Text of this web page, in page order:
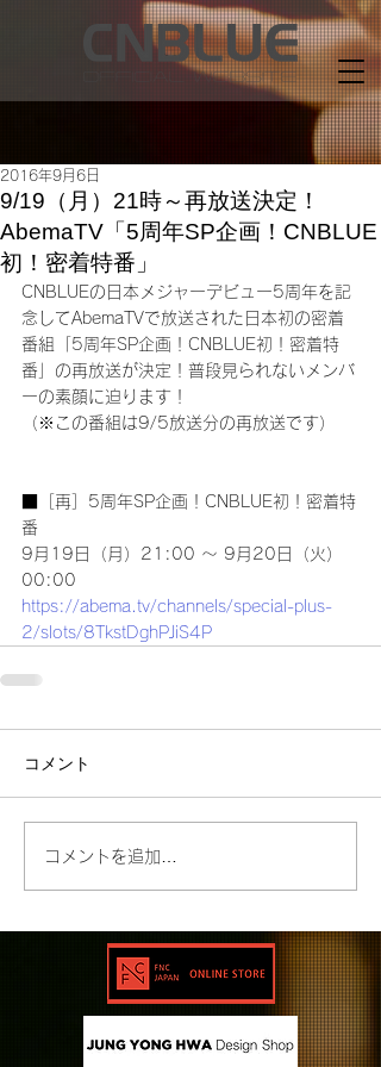
9/19（月）21時～再放送決定！
AbemaTV「5周年SP企画！CNBLUE
初！密着特番」
2016年9月6日
CNBLUEの日本メジャーデビュー5周年を記
念してAbemaTVで放送された日本初の密着
番組「5周年SP企画！CNBLUE初！密着特
番」の再放送が決定！普段見られないメンバ
ーの素顔に迫ります！
（※この番組は9/5放送分の再放送です）
■［再］5周年SP企画！CNBLUE初！密着特
番
9月19日（月）21:00 ～ 9月20日（火）
00:00
https://abema.tv/channels/special-plus-
2/slots/8TkstDghPJiS4P
コメント
コメントを追加…